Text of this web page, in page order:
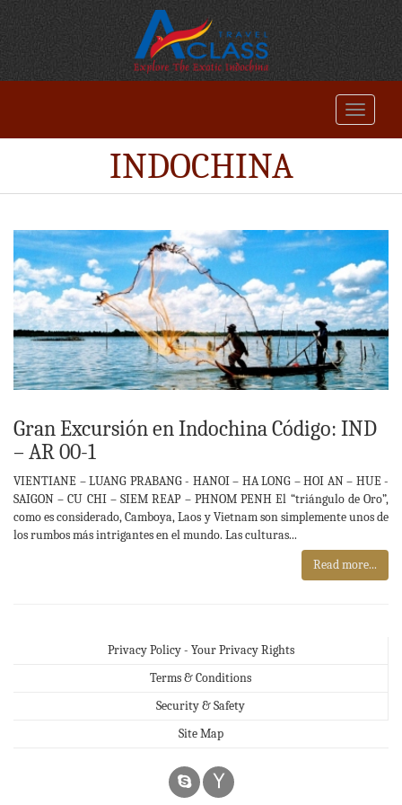
INDOCHINA
Gran Excursión en Indochina Código: IND
– AR 00-1
VIENTIANE – LUANG PRABANG - HANOI – HA LONG – HOI AN – HUE -
SAIGON – CU CHI – SIEM REAP – PHNOM PENH El “triángulo de Oro”,
como es considerado, Camboya, Laos y Vietnam son simplemente unos de
los rumbos más intrigantes en el mundo. Las culturas...
Read more...
Privacy Policy - Your Privacy Rights
Terms & Conditions
Security & Safety
Site Map